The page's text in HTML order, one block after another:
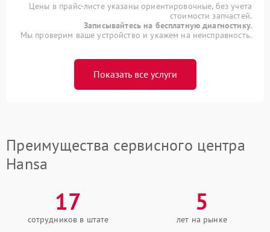
Цены в прайс-листе указаны ориентировочные, без учета
стоимости запчастей.
Записывайтесь на бесплатную диагностику.
Мы проверим ваше устройство и укажем на неисправность.
Показать все услуги
Преимущества сервисного центра
Hansa
17
сотрудников в штате
5
лет на рынке